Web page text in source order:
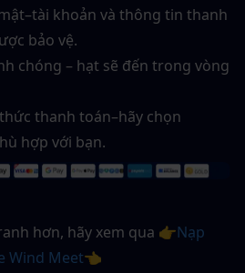
khoản và thông tin thanh
bảo vệ.
chóng – hạt sẽ đến trong vòng
thanh toán–hãy chọn
hợp với bạn.
hơn, hãy xem qua 👉Nạp
Wind Meet👈